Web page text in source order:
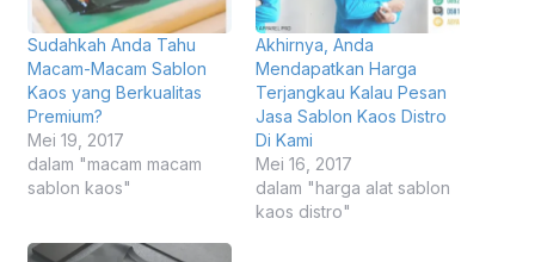
Sudahkah Anda Tahu
Macam-Macam Sablon
Kaos yang Berkualitas
Premium?
Mei 19, 2017
dalam "macam macam
sablon kaos"
Akhirnya, Anda
Mendapatkan Harga
Terjangkau Kalau Pesan
Jasa Sablon Kaos Distro
Di Kami
Mei 16, 2017
dalam "harga alat sablon
kaos distro"